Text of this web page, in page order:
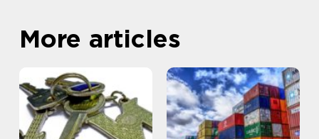
More articles